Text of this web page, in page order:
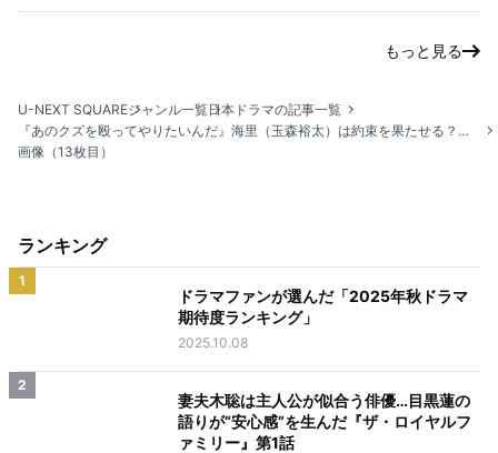
もっと見る
U-NEXT SQUAREジャンル一覧日本ドラマの記事一覧
『あのクズを殴ってやりたいんだ』海里（玉森裕太）は約束を果たせる？波乱の恋の行方が描かれる最終回！
画像（13枚目）
ランキング
1
ドラマファンが選んだ「2025年秋ドラマ
期待度ランキング」
2025.10.08
2
妻夫木聡は主人公が似合う俳優…目黒蓮の
語りが“安心感”を生んだ『ザ・ロイヤルフ
ァミリー』第1話